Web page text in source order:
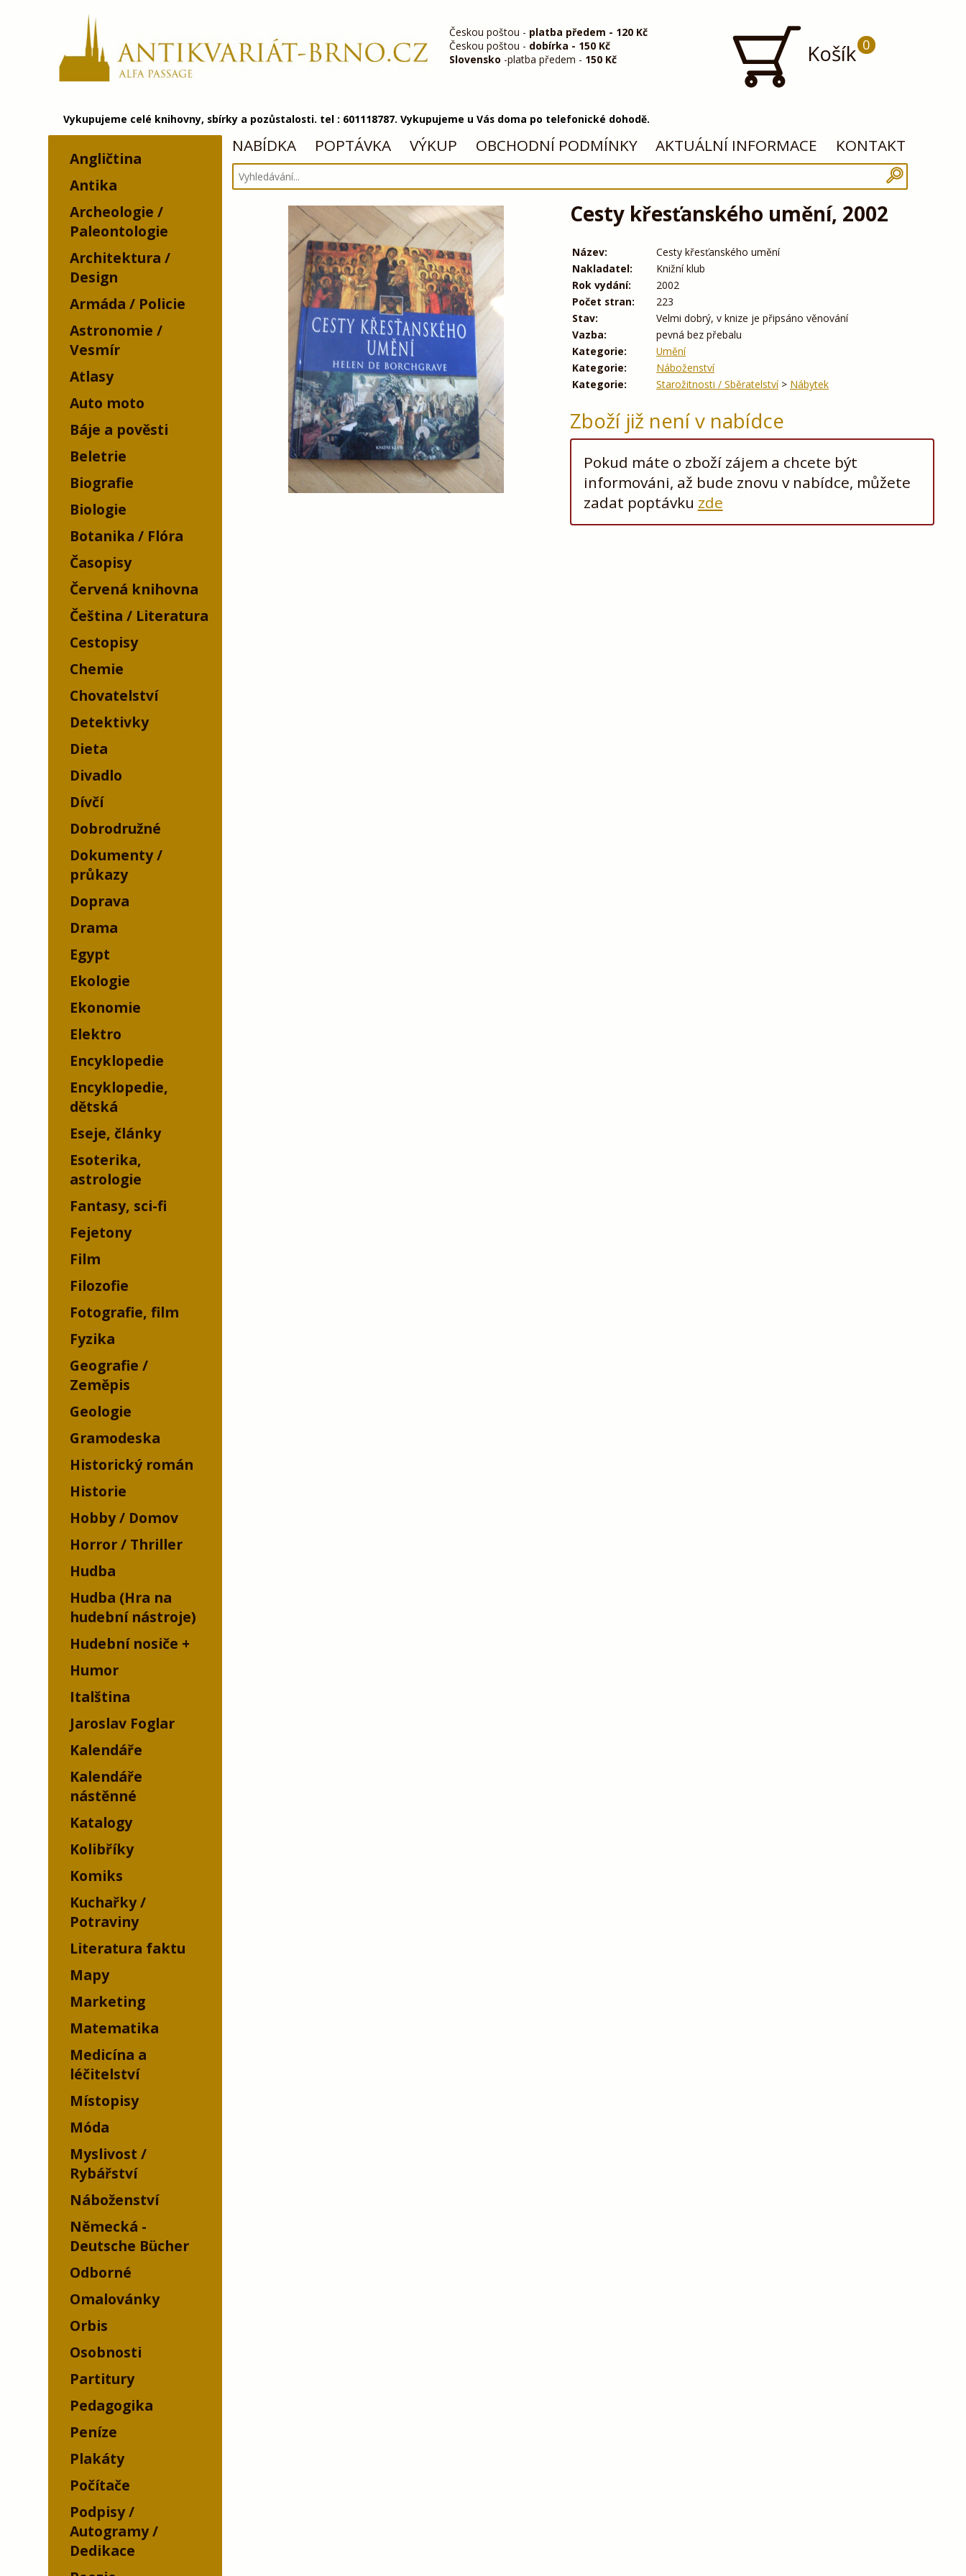
Českou poštou - platba předem - 120 Kč
Českou poštou - dobírka - 150 Kč
Slovensko -platba předem - 150 Kč Košík 0
Vykupujeme celé knihovny, sbírky a pozůstalosti. tel : 601118787. Vykupujeme u Vás doma po telefonické dohodě.
Angličtina
Antika
Archeologie /
Paleontologie
Architektura /
Design
Armáda / Policie
Astronomie /
Vesmír
Atlasy
Auto moto
Báje a pověsti
Beletrie
Biografie
Biologie
Botanika / Flóra
Časopisy
Červená knihovna
Čeština / Literatura
Cestopisy
Chemie
Chovatelství
Detektivky
Dieta
Divadlo
Dívčí
Dobrodružné
Dokumenty /
průkazy
Doprava
Drama
Egypt
Ekologie
Ekonomie
Elektro
Encyklopedie
Encyklopedie,
dětská
Eseje, články
Esoterika,
astrologie
Fantasy, sci-fi
Fejetony
Film
Filozofie
Fotografie, film
Fyzika
Geografie /
Zeměpis
Geologie
Gramodeska
Historický román
Historie
Hobby / Domov
Horror / Thriller
Hudba
Hudba (Hra na
hudební nástroje)
Hudební nosiče
Humor
Italština
Jaroslav Foglar
Kalendáře
Kalendáře
nástěnné
Katalogy
Kolibříky
Komiks
Kuchařky /
Potraviny
Literatura faktu
Mapy
Marketing
Matematika
Medicína a
léčitelství
Místopisy
Móda
Myslivost /
Rybářství
Náboženství
Německá -
Deutsche Bücher
Odborné
Omalovánky
Orbis
Osobnosti
Partitury
Pedagogika
Peníze
Plakáty
Počítače
Podpisy /
Autogramy /
Dedikace
NABÍDKA POPTÁVKA VÝKUP OBCHODNÍ PODMÍNKY AKTUÁLNÍ INFORMACE KONTAKT
Cesty křesťanského umění, 2002
Název:
Cesty křesťanského umění
Nakladatel:
Knižní klub
Rok vydání:
2002
Počet stran:
223
Stav:
Velmi dobrý, v knize je připsáno věnování
Vazba:
pevná bez přebalu
Kategorie:
Umění
Kategorie:
Náboženství
Kategorie:
Starožitnosti / Sběratelství> Nábytek
Zboží již není v nabídce
Pokud máte o zboží zájem a chcete být
informováni, až bude znovu v nabídce, můžete
zadat poptávku zde